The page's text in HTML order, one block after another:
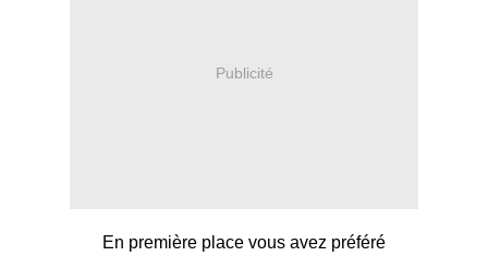
Publicité
En première place vous avez préféré